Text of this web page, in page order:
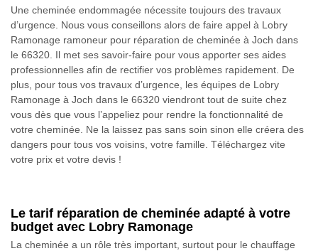
Une cheminée endommagée nécessite toujours des travaux
d’urgence. Nous vous conseillons alors de faire appel à Lobry
Ramonage ramoneur pour réparation de cheminée à Joch dans
le 66320. Il met ses savoir-faire pour vous apporter ses aides
professionnelles afin de rectifier vos problèmes rapidement. De
plus, pour tous vos travaux d’urgence, les équipes de Lobry
Ramonage à Joch dans le 66320 viendront tout de suite chez
vous dès que vous l’appeliez pour rendre la fonctionnalité de
votre cheminée. Ne la laissez pas sans soin sinon elle créera des
dangers pour tous vos voisins, votre famille. Téléchargez vite
votre prix et votre devis !
Le tarif réparation de cheminée adapté à votre
budget avec Lobry Ramonage
La cheminée a un rôle très important, surtout pour le chauffage